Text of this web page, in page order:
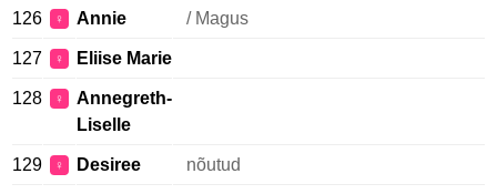
126 ♀ Annie / Magus
127 ♀ Eliise Marie
128 ♀
Annegreth-
Liselle
129 ♀ Desiree nõutud